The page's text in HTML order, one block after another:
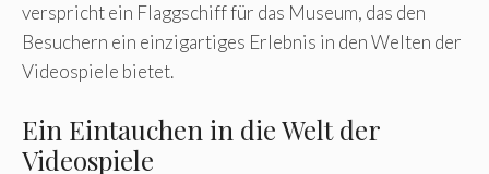
verspricht ein Flaggschiff für das Museum, das den
Besuchern ein einzigartiges Erlebnis in den Welten der
Videospiele bietet.
Ein Eintauchen in die Welt der
Videospiele